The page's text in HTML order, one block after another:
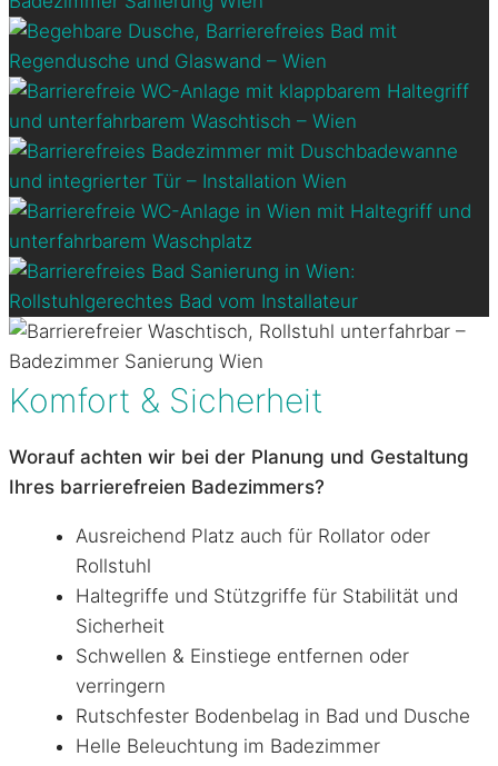
Komfort & Sicherheit
Worauf achten wir bei der Planung und Gestaltung
Ihres barrierefreien Badezimmers?
Ausreichend Platz auch für Rollator oder
Rollstuhl
Haltegriffe und Stützgriffe für Stabilität und
Sicherheit
Schwellen & Einstiege entfernen oder
verringern
Rutschfester Bodenbelag in Bad und Dusche
Helle Beleuchtung im Badezimmer